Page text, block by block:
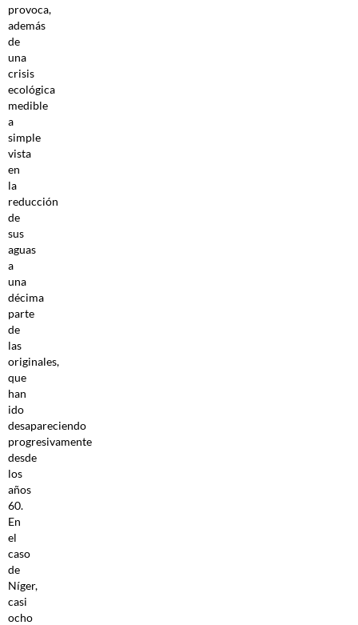
provoca,
además
de
una
crisis
ecológica
medible
a
simple
vista
en
la
reducción
de
sus
aguas
a
una
décima
parte
de
las
originales,
que
han
ido
desapareciendo
progresivamente
desde
los
años
60.
En
el
caso
de
Níger,
casi
ocho